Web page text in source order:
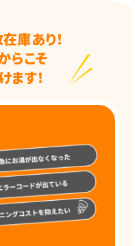
庫あり！
らこそ
ます！